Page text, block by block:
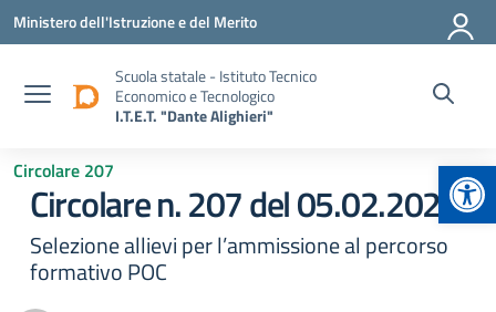
Vai ai contenuti
Vai al menu di navigazione
Vai al footer
Ministero dell'Istruzione e del Merito
Scuola statale - Istituto Tecnico
Economico e Tecnologico
I.T.E.T. "Dante Alighieri"
Circolare 207
Circolare n. 207 del 05.02.2026
Selezione allievi per l’ammissione al percorso
formativo POC